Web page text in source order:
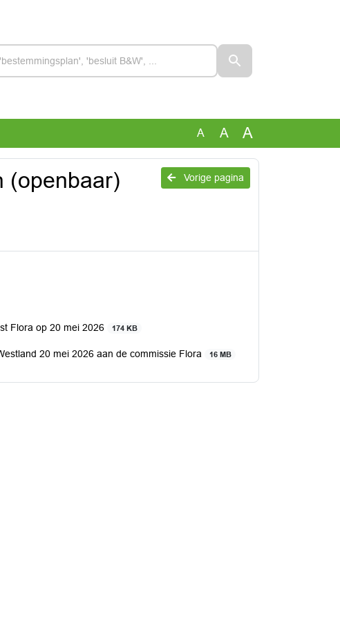
A A A
Vorige pagina
(openbaar)
Flora op 20 mei 2026 174 KB
20 mei 2026 aan de commissie Flora 16 MB